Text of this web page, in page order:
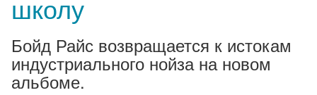
школу
Бойд Райс возвращается к истокам
индустриального нойза на новом
альбоме.